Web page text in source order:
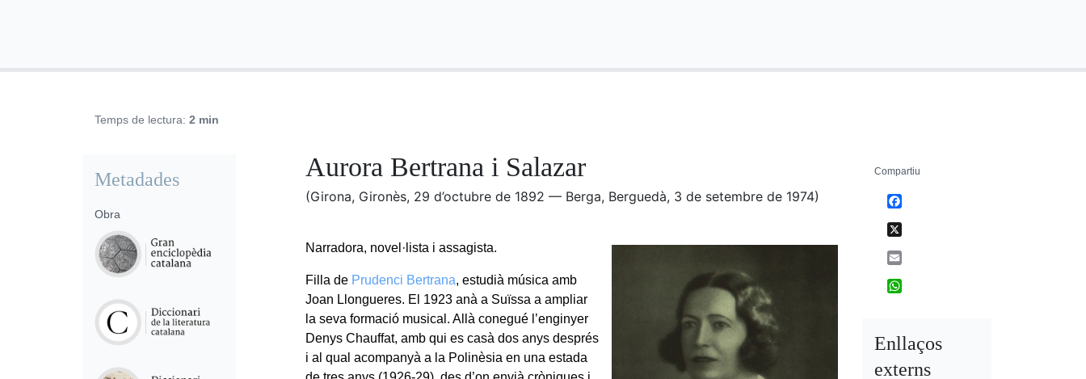
Temps de lectura: 2 min
Aurora Bertrana i Salazar
(Girona, Gironès, 29 d’octubre de 1892 — Berga, Berguedà, 3 de setembre de 1974)
Narradora, novel·lista i assagista.
Filla de Prudenci Bertrana, estudià música amb
Joan Llongueres. El 1923 anà a Suïssa a ampliar
la seva formació musical. Allà conegué l’enginyer
Denys Chauffat, amb qui es casà dos anys després
i al qual acompanyà a la Polinèsia en una estada
Metadades
Obra
Compartiu
Enllaços
externs